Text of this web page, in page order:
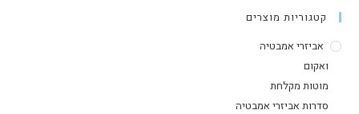
קטגוריות מוצרים
אביזרי אמבטיה
ואקום
מוטות מקלחת
סדרות אביזרי אמבטיה